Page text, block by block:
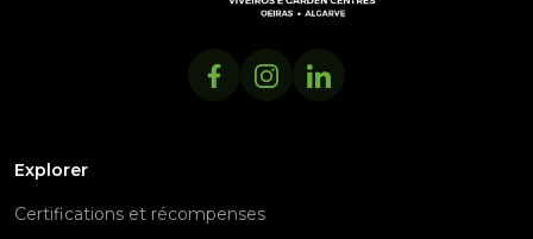
Explorer
Certifications et récompenses